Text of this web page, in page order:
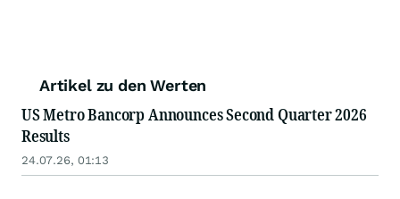
Artikel zu den Werten
US Metro Bancorp Announces Second Quarter 2026
Results
24.07.26, 01:13